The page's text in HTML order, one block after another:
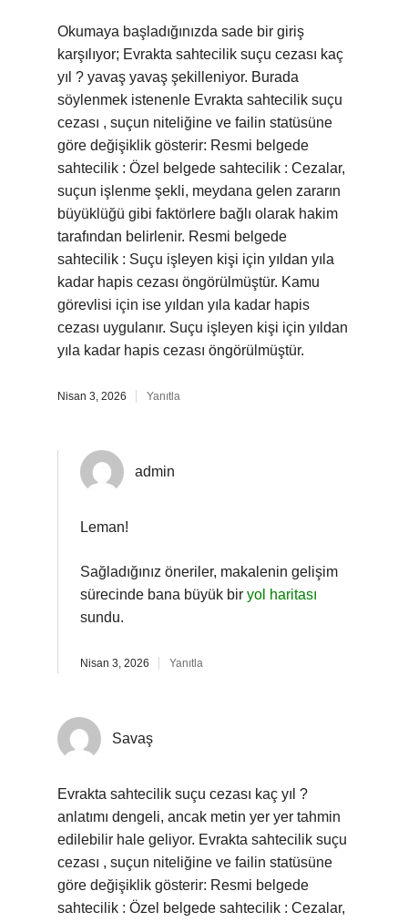
Okumaya başladığınızda sade bir giriş
karşılıyor; Evrakta sahtecilik suçu cezası kaç
yıl ? yavaş yavaş şekilleniyor. Burada
söylenmek istenenle Evrakta sahtecilik suçu
cezası , suçun niteliğine ve failin statüsüne
göre değişiklik gösterir: Resmi belgede
sahtecilik : Özel belgede sahtecilik : Cezalar,
suçun işlenme şekli, meydana gelen zararın
büyüklüğü gibi faktörlere bağlı olarak hakim
tarafından belirlenir. Resmi belgede
sahtecilik : Suçu işleyen kişi için yıldan yıla
kadar hapis cezası öngörülmüştür. Kamu
görevlisi için ise yıldan yıla kadar hapis
cezası uygulanır. Suçu işleyen kişi için yıldan
yıla kadar hapis cezası öngörülmüştür.
Nisan 3, 2026 Yanıtla
admin
Leman!
Sağladığınız öneriler, makalenin gelişim
sürecinde bana büyük bir yol haritası
sundu.
Nisan 3, 2026 Yanıtla
Savaş
Evrakta sahtecilik suçu cezası kaç yıl ?
anlatımı dengeli, ancak metin yer yer tahmin
edilebilir hale geliyor. Evrakta sahtecilik suçu
cezası , suçun niteliğine ve failin statüsüne
göre değişiklik gösterir: Resmi belgede
sahtecilik : Özel belgede sahtecilik : Cezalar,